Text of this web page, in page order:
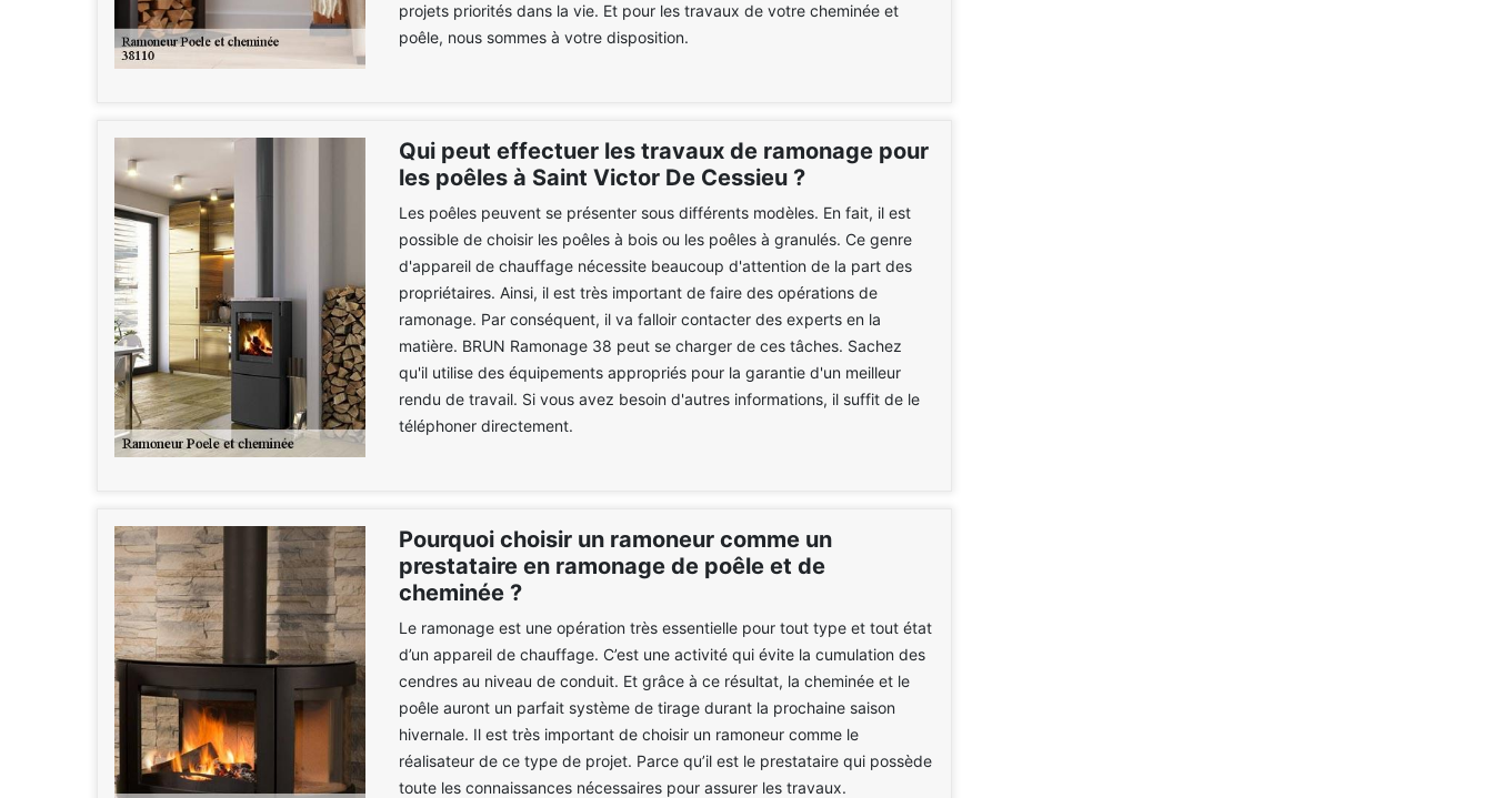
projets priorités dans la vie. Et pour les travaux de votre cheminée et
poêle, nous sommes à votre disposition.
Qui peut effectuer les travaux de ramonage pour
les poêles à Saint Victor De Cessieu ?
Les poêles peuvent se présenter sous différents modèles. En fait, il est
possible de choisir les poêles à bois ou les poêles à granulés. Ce genre
d'appareil de chauffage nécessite beaucoup d'attention de la part des
propriétaires. Ainsi, il est très important de faire des opérations de
ramonage. Par conséquent, il va falloir contacter des experts en la
matière. BRUN Ramonage 38 peut se charger de ces tâches. Sachez
qu'il utilise des équipements appropriés pour la garantie d'un meilleur
rendu de travail. Si vous avez besoin d'autres informations, il suffit de le
téléphoner directement.
Pourquoi choisir un ramoneur comme un
prestataire en ramonage de poêle et de
cheminée ?
Le ramonage est une opération très essentielle pour tout type et tout état
d’un appareil de chauffage. C’est une activité qui évite la cumulation des
cendres au niveau de conduit. Et grâce à ce résultat, la cheminée et le
poêle auront un parfait système de tirage durant la prochaine saison
hivernale. Il est très important de choisir un ramoneur comme le
réalisateur de ce type de projet. Parce qu’il est le prestataire qui possède
toute les connaissances nécessaires pour assurer les travaux.